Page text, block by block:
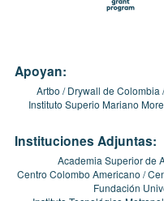
Apoyan:
Artbo Drywall de Colombia
Instituto Superio Mariano
Instituciones Adjuntas:
Academia Superior de
Centro Colombo Americano
Fundación